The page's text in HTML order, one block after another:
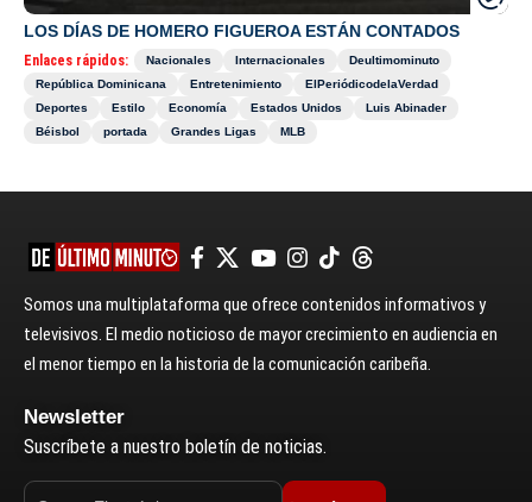
LOS DÍAS DE HOMERO FIGUEROA ESTÁN CONTADOS
Enlaces rápidos: Nacionales Internacionales
Deultimominuto
República Dominicana
Entretenimiento
ElPeriódicodelaVerdad
Deportes
Estilo Economía Estados Unidos
Luis Abinader
Béisbol
portada Grandes Ligas MLB
Somos una multiplataforma que ofrece contenidos informativos y
televisivos. El medio noticioso de mayor crecimiento en audiencia en
el menor tiempo en la historia de la comunicación caribeña.
Newsletter
Suscríbete a nuestro boletín de noticias.